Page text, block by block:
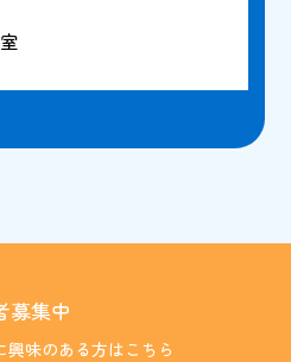
募集中
興味のある方はこちら